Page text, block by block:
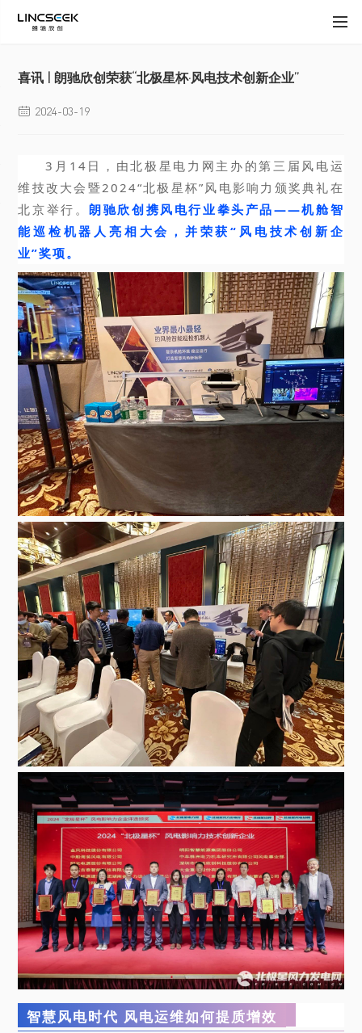
喜讯 | 朗驰欣创荣获“北极星杯·风电技术创新企业”
 2024-03-19
3月14日，由北极星电力网 主办的第三届风电运
维技改大会暨2024“北极星杯”风电影响力颁奖典礼在
北京举行。朗驰欣创携风电行业拳头产品——机舱智
能巡检机器人亮相大会，并荣获“风电技术创新企
业”奖项。
智慧风电时代 风电运维如何提质增效